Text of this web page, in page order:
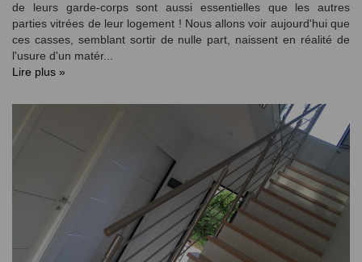
de leurs garde-corps sont aussi essentielles que les autres
parties vitrées de leur logement ! Nous allons voir aujourd'hui que
ces casses, semblant sortir de nulle part, naissent en réalité de
l'usure d'un matér...
Lire plus »